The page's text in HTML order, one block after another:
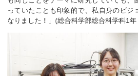
っていたことも印象的で、私自身のビジ
なりました！」(総合科学部総合科学科1